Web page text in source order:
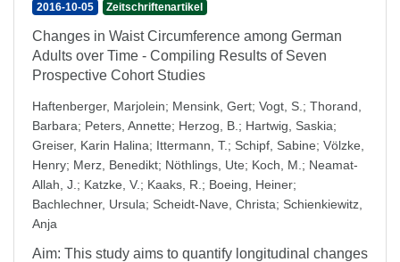
2016-10-05 Zeitschriftenartikel
Changes in Waist Circumference among German
Adults over Time - Compiling Results of Seven
Prospective Cohort Studies
Haftenberger, Marjolein; Mensink, Gert; Vogt, S. ; Thorand,
Barbara; Peters, Annette; Herzog, B. ; Hartwig, Saskia;
Greiser, Karin Halina; Ittermann, T.; Schipf, Sabine; Völzke,
Henry; Merz, Benedikt; Nöthlings, Ute; Koch, M. ; Neamat-
Allah, J. ; Katzke, V. ; Kaaks, R. ; Boeing, Heiner;
Bachlechner, Ursula; Scheidt-Nave, Christa; Schienkiewitz,
Anja
Aim: This study aims to quantify longitudinal changes